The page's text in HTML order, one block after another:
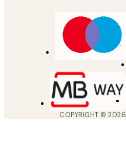
COPYRIGHT ©2026